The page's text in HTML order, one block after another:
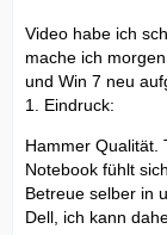
Video habe ich
mache ich
und Win 7 neu
1. Eindruck:
Hammer Qualität.
Notebook fühlt
Betreue selber in
Dell, ich kann